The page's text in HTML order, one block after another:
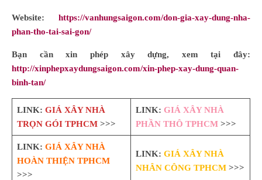
Website: https://vanhungsaigon.com/don-gia-xay-dung-nha-
phan-tho-tai-sai-gon/
Bạn cần xin phép xây dựng, xem tại đây:
http://xinphepxaydungsaigon.com/xin-phep-xay-dung-quan-
binh-tan/
LINK: GIÁ XÂY NHÀ
TRỌN GÓI TPHCM>>>
LINK: GIÁ XÂY NHÀ
PHẦN THÔ TPHCM>>>
LINK: GIÁ XÂY NHÀ
HOÀN THIỆN TPHCM
>>>
LINK: GIÁ XÂY NHÀ
NHÂN CÔNG TPHCM>>>